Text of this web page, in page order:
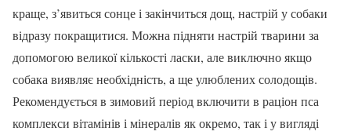
краще, з’явиться сонце і закінчиться дощ, настрій у собаки
відразу покращитися. Можна підняти настрій тварини за
допомогою великої кількості ласки, але виключно якщо
собака виявляє необхідність, а ще улюблених солодощів.
Рекомендується в зимовий період включити в раціон пса
комплекси вітамінів і мінералів як окремо, так і у вигляді